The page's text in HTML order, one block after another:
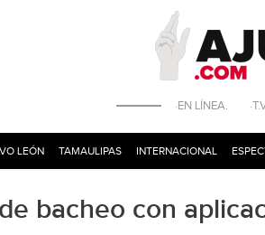
·EN LÍNEA.
LEÓN TAMAULIPAS INTERNACIONAL
bacheo con